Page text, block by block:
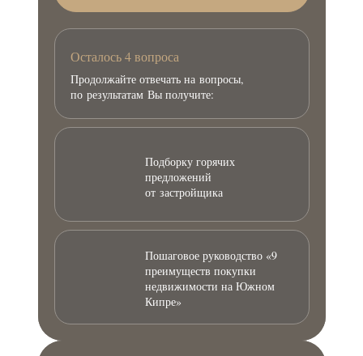
Осталось 4 вопроса
Продолжайте отвечать на вопросы,
по результатам Вы получите:
Подборку горячих
предложений
от застройщика
Пошаговое руководство «9
преимуществ покупки
недвижимости на Южном
Кипре»